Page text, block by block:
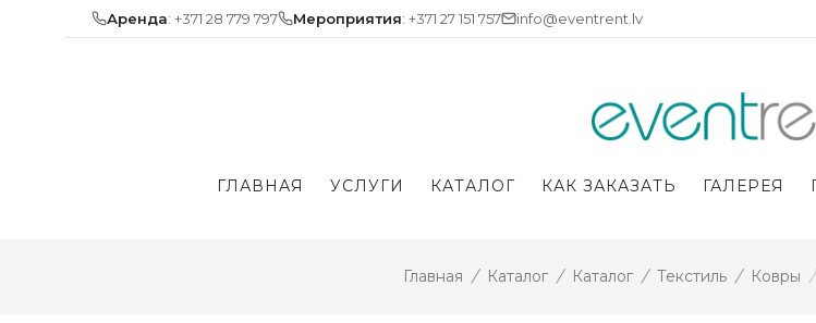
Аренда: +371 28 779 797 Мероприятия: +371 27 151 757 info@eventrent.lv
ГЛАВНАЯ УСЛУГИ КАТАЛОГ КАК ЗАКАЗАТЬ ГАЛЕРЕЯ
Главная / Каталог / Каталог / Текстиль / Ковры